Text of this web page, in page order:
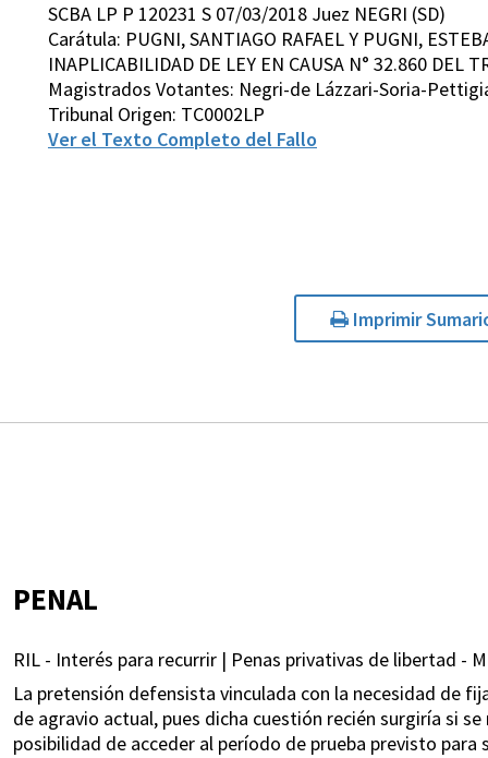
SCBA LP P 120231 S 07/03/2018 Juez NEGRI (SD)
Carátula: PUGNI, SANTIAGO RAFAEL Y PUGNI,
INAPLICABILIDAD DE LEY EN CAUSA N° 32.860 DEL
Magistrados Votantes: Negri-de Lázzari-Soria-
Tribunal Origen: TC0002LP
Ver el Texto Completo del Fallo
Imprimir
PENAL
RIL - Interés para recurrir | Penas privativas de libertad -
La pretensión defensista vinculada con la necesidad de
de agravio actual, pues dicha cuestión recién surgiría si
posibilidad de acceder al período de prueba previsto para